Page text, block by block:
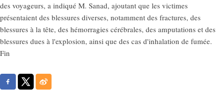
des voyageurs, a indiqué M. Sanad, ajoutant que les victimes
présentaient des blessures diverses, notamment des fractures, des
blessures à la tête, des hémorragies cérébrales, des amputations et des
blessures dues à l'explosion, ainsi que des cas d'inhalation de fumée.
Fin